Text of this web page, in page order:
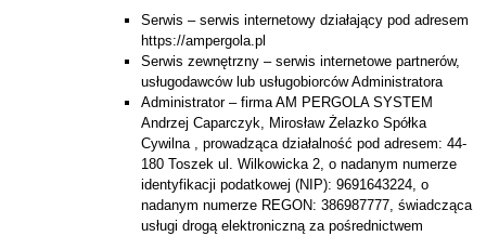
Serwis – serwis internetowy działający pod adresem
https://ampergola.pl
Serwis zewnętrzny – serwis internetowe partnerów,
usługodawców lub usługobiorców Administratora
Administrator – firma AM PERGOLA SYSTEM
Andrzej Caparczyk, Mirosław Żelazko Spółka
Cywilna , prowadząca działalność pod adresem: 44-
180 Toszek ul. Wilkowicka 2, o nadanym numerze
identyfikacji podatkowej (NIP): 9691643224, o
nadanym numerze REGON: 386987777, świadcząca
usługi drogą elektroniczną za pośrednictwem